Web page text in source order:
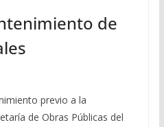
de
previo a la
de Obras Públicas del